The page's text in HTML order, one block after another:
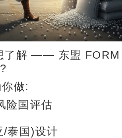
解 —— 东盟 FORM
做:
险国评估
/泰国)设计